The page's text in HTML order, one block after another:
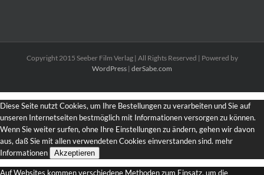
Copyright 2015 Seeber Film Verlag | All Rights Reserved | Powered by
WordPress | derSabe.com
Diese Seite nutzt Cookies, um Ihre Bestellungen zu verarbeiten und Sie auf
unseren Internetseiten bestmöglich mit Informationen versorgen zu können.
Wenn Sie weiter surfen, ohne Ihre Einstellungen zu ändern, gehen wir davon
aus, daß Sie mit allen verwendeten Cookies einverstanden sind. mehr
Informationen
Akzeptieren
Auf Websites kommen verschiedene Methoden zum Einsatz, um die